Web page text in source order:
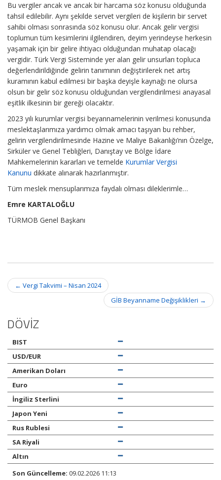
Bu vergiler ancak ve ancak bir harcama söz konusu olduğunda
tahsil edilebilir. Aynı şekilde servet vergileri de kişilerin bir servet
sahibi olması sonrasında söz konusu olur. Ancak gelir vergisi
toplumun tüm kesimlerini ilgilendiren, deyim yerindeyse herkesin
yaşamak için bir gelire ihtiyacı olduğundan muhatap olacağı
vergidir. Türk Vergi Sisteminde yer alan gelir unsurları topluca
değerlendirildiğinde gelirin tanımının değiştirilerek net artış
kuramının kabul edilmesi bir başka deyişle kaynağı ne olursa
olsun bir gelir söz konusu olduğundan vergilendirilmesi anayasal
eşitlik ilkesinin bir gereği olacaktır.
2023 yılı kurumlar vergisi beyannamelerinin verilmesi konusunda
meslektaşlarımıza yardımcı olmak amacı taşıyan bu rehber,
gelirin vergilendirilmesinde Hazine ve Maliye Bakanlığı’nın Özelge,
Sirküler ve Genel Tebliğleri, Danıştay ve Bölge İdare
Mahkemelerinin kararları ve temelde Kurumlar Vergisi
Kanunu dikkate alınarak hazırlanmıştır.
Tüm meslek mensuplarımıza faydalı olması dileklerimle…
Emre KARTALOĞLU
TÜRMOB Genel Başkanı
Post
navigation
← Vergi Takvimi – Nisan 2024
GİB Beyanname Değişiklikleri →
DÖVİZ
BIST
USD/EUR
Amerikan Doları
Euro
İngiliz Sterlini
Japon Yeni
Rus Rublesi
SA Riyali
Altın
Son Güncelleme: 09.02.2026 11:13